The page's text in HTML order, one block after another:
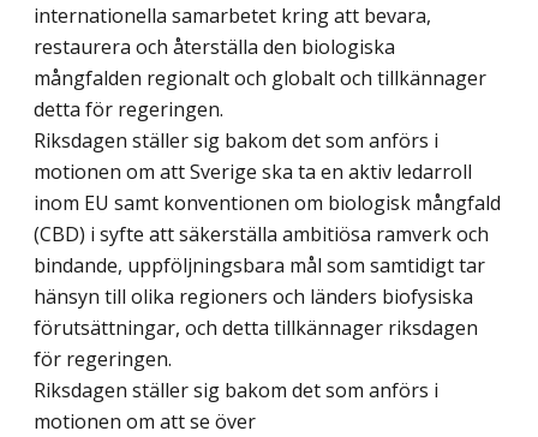
internationella samarbetet kring att bevara,
restaurera och återställa den biologiska
mångfalden regionalt och globalt och tillkännager
detta för regeringen.
Riksdagen ställer sig bakom det som anförs i
motionen om att Sverige ska ta en aktiv ledarroll
inom EU samt konventionen om biologisk mångfald
(CBD) i syfte att säkerställa ambitiösa ramverk och
bindande, uppföljningsbara mål som samtidigt tar
hänsyn till olika regioners och länders biofysiska
förutsättningar, och detta tillkännager riksdagen
för regeringen.
Riksdagen ställer sig bakom det som anförs i
motionen om att se över